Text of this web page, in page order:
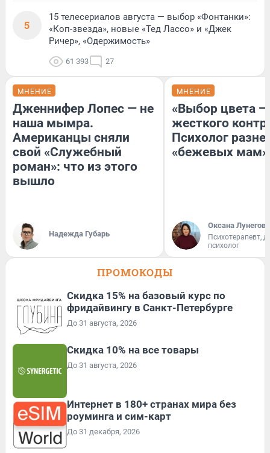
5
15 телесериалов августа — выбор «Фонтанки»:
«Коп-звезда», новые «Тед Лассо» и «Джек
Ричер», «Одержимость»
61 393 27
МНЕНИЕ
Дженнифер Лопес — не
наша мымра.
Американцы сняли
свой «Служебный
роман»: что из этого
вышло
Надежда Губарь
МНЕНИЕ
«Выбор цвета —
жесткого
Психолог
«бежевых мам»
Оксана Лунегова
Психотерапевт,
психолог
ПРОМОКОДЫ
Скидка 15% на базовый курс по
фридайвингу в Санкт-Петербурге
До 31 августа, 2026
Скидка 10% на все товары
До 31 августа, 2026
Интернет в 180+ странах мира без
роуминга и сим-карт
До 31 декабря, 2026